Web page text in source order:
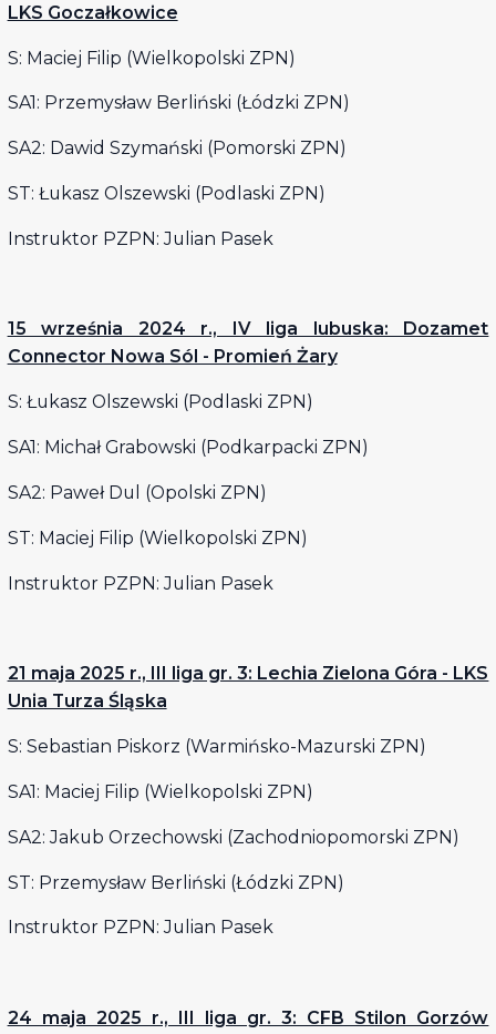
LKS Goczałkowice
S: Maciej Filip (Wielkopolski ZPN)
SA1: Przemysław Berliński (Łódzki ZPN)
SA2: Dawid Szymański (Pomorski ZPN)
ST: Łukasz Olszewski (Podlaski ZPN)
Instruktor PZPN: Julian Pasek
15 września 2024 r., IV liga lubuska: Dozamet
Connector Nowa Sól - Promień Żary
S: Łukasz Olszewski (Podlaski ZPN)
SA1: Michał Grabowski (Podkarpacki ZPN)
SA2: Paweł Dul (Opolski ZPN)
ST: Maciej Filip (Wielkopolski ZPN)
Instruktor PZPN: Julian Pasek
21 maja 2025 r., III liga gr. 3: Lechia Zielona Góra - LKS
Unia Turza Śląska
S: Sebastian Piskorz (Warmińsko-Mazurski ZPN)
SA1: Maciej Filip (Wielkopolski ZPN)
SA2: Jakub Orzechowski (Zachodniopomorski ZPN)
ST: Przemysław Berliński (Łódzki ZPN)
Instruktor PZPN: Julian Pasek
24 maja 2025 r., III liga gr. 3: CFB Stilon Gorzów